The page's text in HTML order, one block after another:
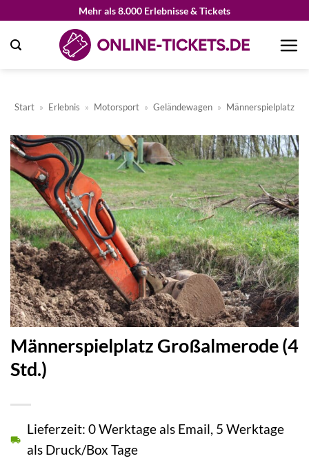
springen
Mehr als 8.000 Erlebnisse & Tickets
Start » Erlebnis » Motorsport » Geländewagen » Männerspielplatz
Männerspielplatz Großalmerode (4
Std.)
Lieferzeit: 0 Werktage als Email, 5 Werktage
als Druck/Box Tage